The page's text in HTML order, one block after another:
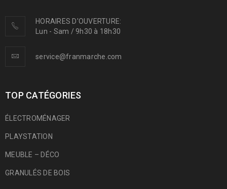
HORAIRES D'OUVERTURE:
Lun - Sam / 9h30 à 18h30
service@franmarche.com
TOP CATÉGORIES
ÉLECTROMÉNAGER
PLAYSTATION
MEUBLE – DÉCO
GRANULÉS DE BOIS